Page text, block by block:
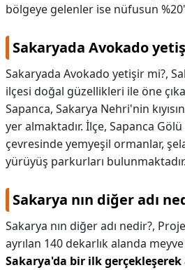
bölgeye gelenler ise nüfusun
Sakaryada Avokado
Sakaryada Avokado yetişir mi?,
ilçesi doğal güzellikleri ile öne
Sapanca, Sakarya Nehri'nin
yer almaktadır. İlçe, Sapanca
çevresinde yemyeşil ormanlar,
yürüyüş parkurları bulunmaktadır.
Sakarya nın diğer adı
Sakarya nın diğer adı nedir?,
ayrılan 140 dekarlık alanda
Sakarya'da bir ilk gerçekleşerek